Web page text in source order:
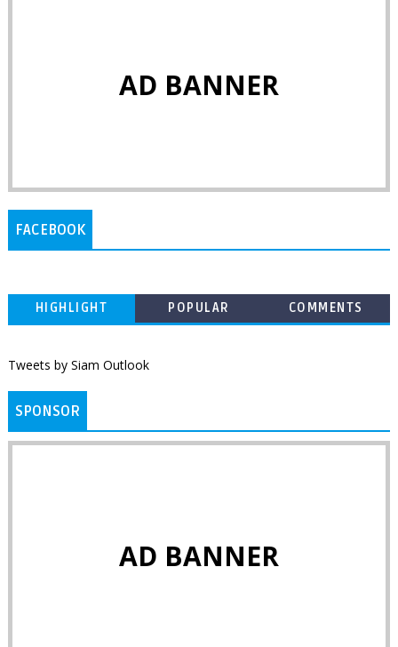
AD BANNER
FACEBOOK
HIGHLIGHT POPULAR COMMENTS
Tweets by Siam Outlook
SPONSOR
AD BANNER